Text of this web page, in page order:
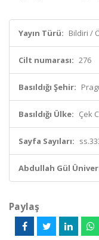
Yayın Türü: Bildiri /
Cilt numarası: 276
Basıldığı Şehir:
Basıldığı Ülke: Çek
Sayfa Sayıları:
Abdullah Gül
Paylaş